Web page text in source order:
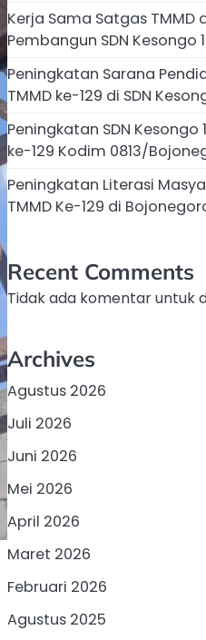
Kerja Sama Satgas TMMD
Pembangun SDN Kesongo 1
Peningkatan Sarana
TMMD ke-129 di SDN
Peningkatan SDN Kesongo
ke-129 Kodim 0813/
Peningkatan Literasi
TMMD Ke-129 di
Recent Comments
Tidak ada komentar untuk
Archives
Agustus 2026
Juli 2026
Juni 2026
Mei 2026
April 2026
Maret 2026
Februari 2026
Agustus 2025